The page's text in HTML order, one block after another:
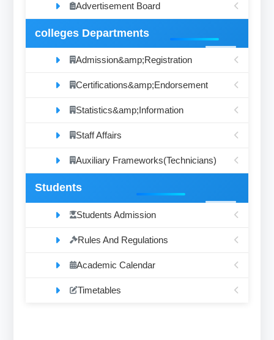
Advertisement Board
colleges Departments
Admission&amp;Registration
Certifications&amp;Endorsement
Statistics&amp;Information
Staff Affairs
Auxiliary Frameworks(Technicians)
Students
Students Admission
Rules And Regulations
Academic Calendar
Timetables